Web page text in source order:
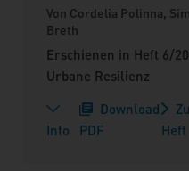
Von Cordelia Polinna,
Breth
Erschienen in Heft 6/
Urbane Resilienz
Info
Download
PDF
Heft